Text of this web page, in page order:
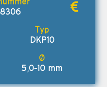
DKP10
5,0-10 mm